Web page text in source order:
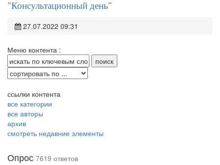
"Консультационный день"
27.07.2022 09:31
Меню контента :
ссылки контента
все категории
все авторы
архив
смотреть недавние элементы
Опрос 7619 ответов